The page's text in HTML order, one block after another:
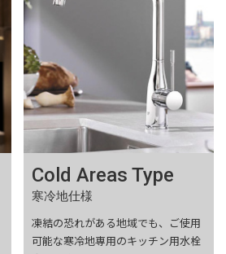
Cold Areas Type
寒冷地仕様
凍結の恐れがある地域でも、ご使用
可能な寒冷地専用のキッチン用水栓